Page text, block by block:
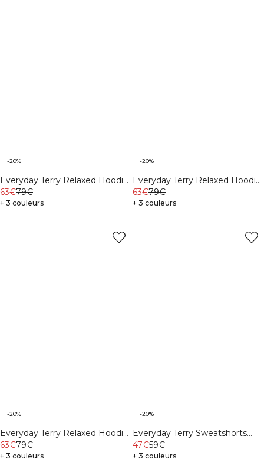
-20%
Everyday Terry Relaxed Hoodie
Northern Green
63€79€
+ 3 couleurs
-20%
Everyday Terry Relaxed Hoodie
Midnight Blue
63€79€
+ 3 couleurs
-20%
Everyday Terry Relaxed Hoodie
M Light Grey Melange
63€79€
+ 3 couleurs
-20%
Everyday Terry Sweatshorts
Cream
47€59€
+ 3 couleurs